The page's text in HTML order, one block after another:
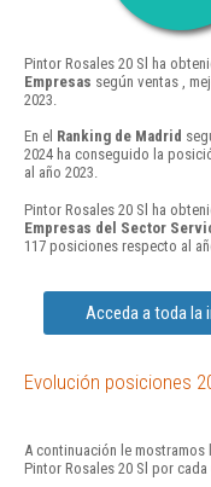
Pintor Rosales 20 Sl ha
Empresas según ventas ,
2023.
En el Ranking de Madrid
2024 ha conseguido la
al año 2023.
Pintor Rosales 20 Sl ha
Empresas del Sector
117 posiciones respecto al
Acceda a toda la
Evolución posiciones
A continuación le mostramos
Pintor Rosales 20 Sl por